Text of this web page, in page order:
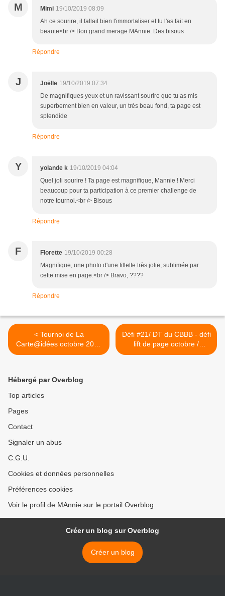
M Mimi 19/10/2019 08:09
Ah ce sourire, il fallait bien l'immortaliser et tu l'as fait en
beaute<br /> Bon grand merage MAnnie. Des bisous
Répondre
J Joëlle 19/10/2019 07:34
De magnifiques yeux et un ravissant sourire que tu as mis
superbement bien en valeur, un très beau fond, ta page est
splendide
Répondre
Y yolande k 19/10/2019 04:04
Quel joli sourire ! Ta page est magnifique, Mannie ! Merci
beaucoup pour ta participation à ce premier challenge de
notre tournoi.<br /> Bisous
Répondre
F Florette 19/10/2019 00:28
Magnifique, une photo d'une fillette très jolie, sublimée par
cette mise en page.<br /> Bravo, ????
Répondre
< Tournoi de La
Carte@idées octobre 2019
/ Affiche n°3
Défi #21/ DT du CBBB - défi
lift de page octobre /
Scrap&co >
Hébergé par Overblog
Top articles
Pages
Contact
Signaler un abus
C.G.U.
Cookies et données personnelles
Préférences cookies
Voir le profil de MAnnie sur le portail Overblog
Créer un blog sur Overblog
Créer un blog